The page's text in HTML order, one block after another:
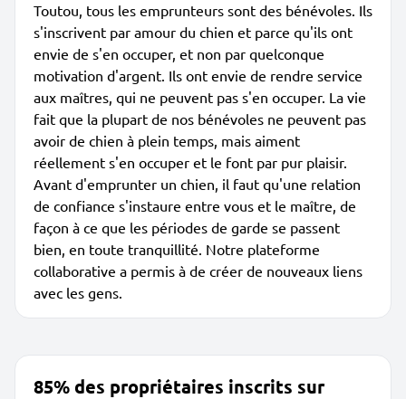
Toutou, tous les emprunteurs sont des bénévoles. Ils
s'inscrivent par amour du chien et parce qu'ils ont
envie de s'en occuper, et non par quelconque
motivation d'argent. Ils ont envie de rendre service
aux maîtres, qui ne peuvent pas s'en occuper. La vie
fait que la plupart de nos bénévoles ne peuvent pas
avoir de chien à plein temps, mais aiment
réellement s'en occuper et le font par pur plaisir.
Avant d'emprunter un chien, il faut qu'une relation
de confiance s'instaure entre vous et le maître, de
façon à ce que les périodes de garde se passent
bien, en toute tranquillité. Notre plateforme
collaborative a permis à de créer de nouveaux liens
avec les gens.
85% des propriétaires inscrits sur